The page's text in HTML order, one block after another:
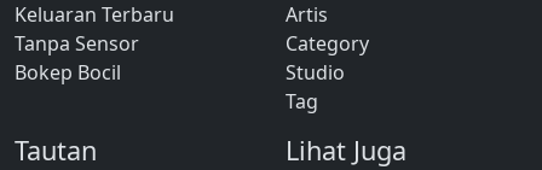
Keluaran Terbaru
Tanpa Sensor
Bokep Bocil
Artis
Category
Studio
Tag
Tautan Lihat Juga